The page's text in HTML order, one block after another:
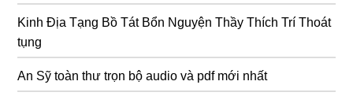
Kinh Địa Tạng Bồ Tát Bổn Nguyện Thầy Thích Trí Thoát
tụng
An Sỹ toàn thư trọn bộ audio và pdf mới nhất